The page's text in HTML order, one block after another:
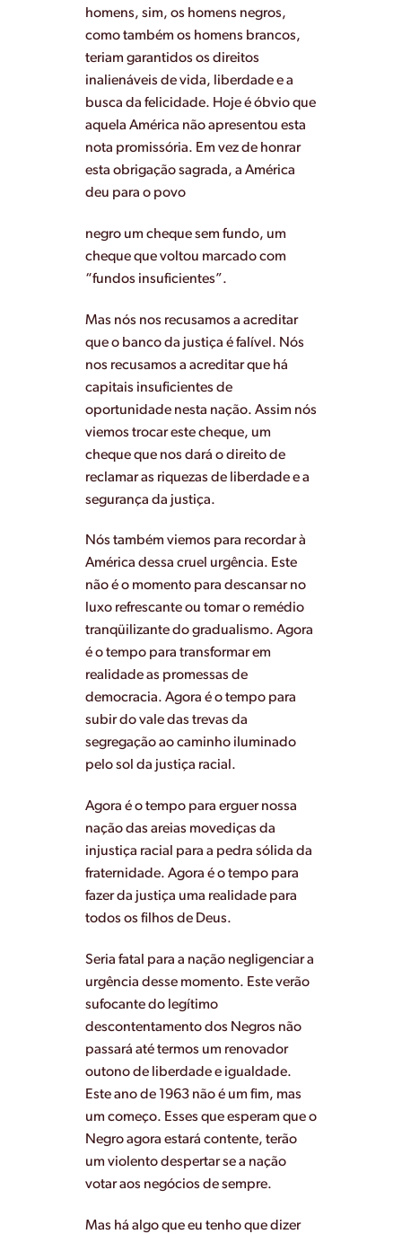
homens, sim, os homens negros,
como também os homens brancos,
teriam garantidos os direitos
inalienáveis de vida, liberdade e a
busca da felicidade. Hoje é óbvio que
aquela América não apresentou esta
nota promissória. Em vez de honrar
esta obrigação sagrada, a América
deu para o povo
negro um cheque sem fundo, um
cheque que voltou marcado com
“fundos insuficientes”.
Mas nós nos recusamos a acreditar
que o banco da justiça é falível. Nós
nos recusamos a acreditar que há
capitais insuficientes de
oportunidade nesta nação. Assim nós
viemos trocar este cheque, um
cheque que nos dará o direito de
reclamar as riquezas de liberdade e a
segurança da justiça.
Nós também viemos para recordar à
América dessa cruel urgência. Este
não é o momento para descansar no
luxo refrescante ou tomar o remédio
tranqüilizante do gradualismo. Agora
é o tempo para transformar em
realidade as promessas de
democracia. Agora é o tempo para
subir do vale das trevas da
segregação ao caminho iluminado
pelo sol da justiça racial.
Agora é o tempo para erguer nossa
nação das areias movediças da
injustiça racial para a pedra sólida da
fraternidade. Agora é o tempo para
fazer da justiça uma realidade para
todos os filhos de Deus.
Seria fatal para a nação negligenciar a
urgência desse momento. Este verão
sufocante do legítimo
descontentamento dos Negros não
passará até termos um renovador
outono de liberdade e igualdade.
Este ano de 1963 não é um fim, mas
um começo. Esses que esperam que o
Negro agora estará contente, terão
um violento despertar se a nação
votar aos negócios de sempre.
Mas há algo que eu tenho que dizer